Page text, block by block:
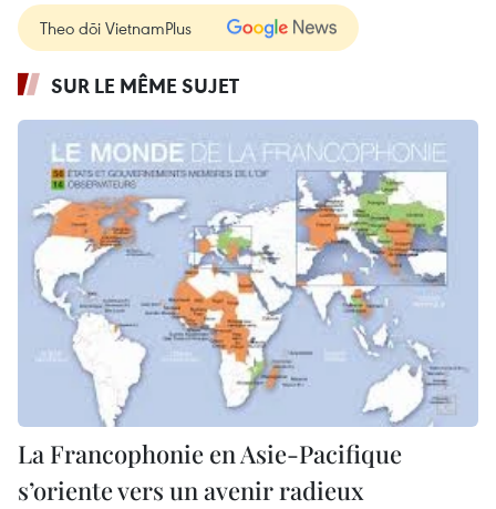
Theo dõi VietnamPlus
SUR LE MÊME SUJET
La Francophonie en Asie-Pacifique
s’oriente vers un avenir radieux